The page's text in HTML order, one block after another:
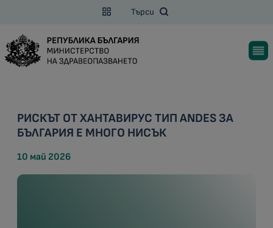
Търси
РИСКЪТ ОТ ХАНТАВИРУС ТИП ANDES ЗА
БЪЛГАРИЯ Е МНОГО НИСЪК
10 май 2026